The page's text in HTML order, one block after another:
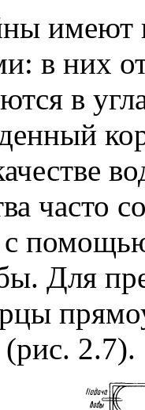
имеют
в них
в
часто
Для
2.7).